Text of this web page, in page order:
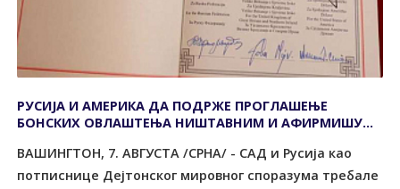
РУСИЈА И АМЕРИКА ДА ПОДРЖЕ ПРОГЛАШЕЊЕ
БОНСКИХ ОВЛАШТЕЊА НИШТАВНИМ И АФИРМИШУ
ВАШИНГТОН, 7. АВГУСТА /СРНА/ - САД и Русија као
потписнице Дејтонског мировног споразума требале